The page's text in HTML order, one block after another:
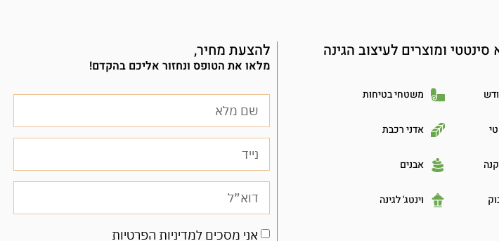
ומוצרים לעיצוב הגינה
משטחי בטיחות
אדני רכבת
אבנים
וינטג' לגינה
להצעת מחיר,
מלאו את הטופס ונחזור אליכם בהקדם!
אני מסכים למדיניות הפרטיות